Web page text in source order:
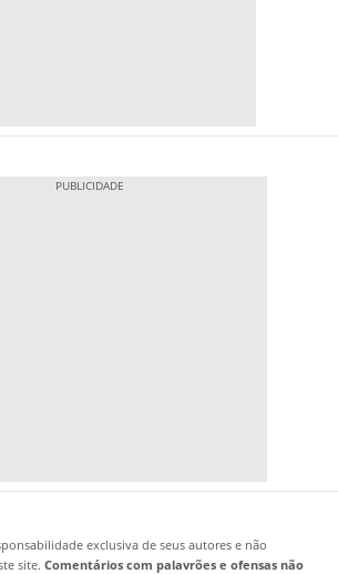
exclusiva de seus autores e não
site. Comentários com palavrões e ofensas não